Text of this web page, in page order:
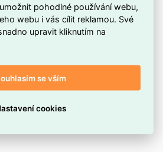
komunikací.
pohodlné používání webu,
webu i vás cílit reklamou. Své
upravit kliknutím na
se vším
cookies